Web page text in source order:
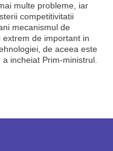
multe probleme, iar
competitivitatii
mecanismul de
de important in
de aceea este
incheiat Prim-ministrul.